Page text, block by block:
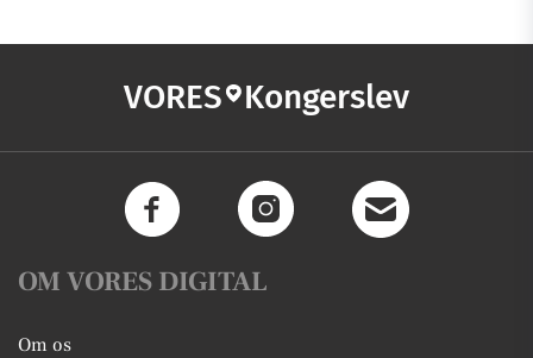
VORES Kongerslev
OM VORES DIGITAL
Om os